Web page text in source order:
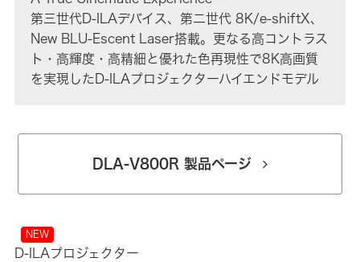
第三世代D-ILAデバイス、第二世代 8K/e-shiftX、
New BLU-Escent Laser搭載。更なる高コントラス
ト・高輝度・高精細と優れた色再現性で8K高画質
を実現したD-ILAプロジェクターハイエンドモデル
DLA-V800R 製品ページ
NEW
D-ILAプロジェクター